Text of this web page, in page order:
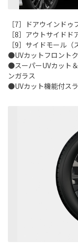
［7］ドアウインドゥ
［8］アウトサイドド
［9］サイドモール（
●UVカットフロント
●スーパーUVカット
ンガラス
●UVカット機能付ス